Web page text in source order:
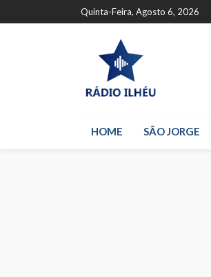
Quinta-Feira, Agosto 6, 2026
HOME SÃO JORGE